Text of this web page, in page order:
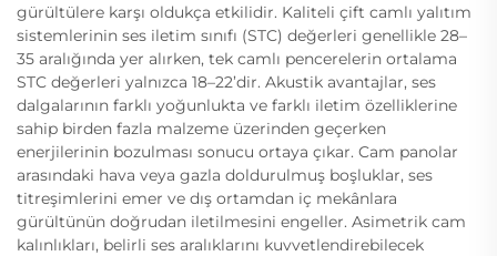
gürültülere karşı oldukça etkilidir. Kaliteli çift camlı yalıtım
sistemlerinin ses iletim sınıfı (STC) değerleri genellikle 28–
35 aralığında yer alırken, tek camlı pencerelerin ortalama
STC değerleri yalnızca 18–22’dir. Akustik avantajlar, ses
dalgalarının farklı yoğunlukta ve farklı iletim özelliklerine
sahip birden fazla malzeme üzerinden geçerken
enerjilerinin bozulması sonucu ortaya çıkar. Cam panolar
arasındaki hava veya gazla doldurulmuş boşluklar, ses
titreşimlerini emer ve dış ortamdan iç mekânlara
gürültünün doğrudan iletilmesini engeller. Asimetrik cam
kalınlıkları, belirli ses aralıklarını kuvvetlendirebilecek